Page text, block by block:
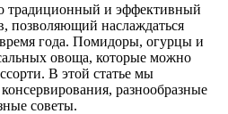
традиционный и эффективный
позволяющий наслаждаться
года. Помидоры, огурцы и
овоща, которые можно
В этой статье мы
разнообразные
советы.